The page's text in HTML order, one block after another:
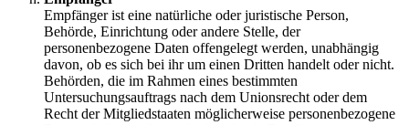
Empfänger ist eine natürliche oder juristische Person,
Behörde, Einrichtung oder andere Stelle, der
personenbezogene Daten offengelegt werden, unabhängig
davon, ob es sich bei ihr um einen Dritten handelt oder nicht.
Behörden, die im Rahmen eines bestimmten
Untersuchungsauftrags nach dem Unionsrecht oder dem
Recht der Mitgliedstaaten möglicherweise personenbezogene